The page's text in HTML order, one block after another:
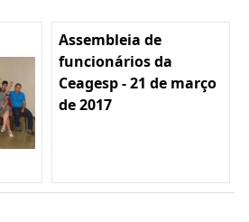
Assembleia de
funcionários da
Ceagesp - 21 de março
de 2017